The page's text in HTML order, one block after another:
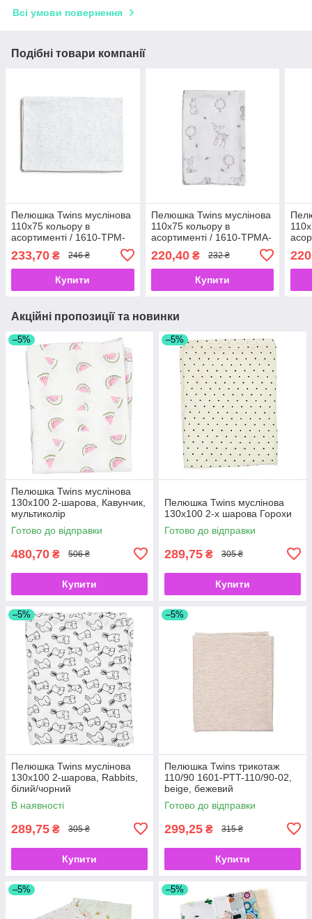
Всі умови повернення
Подібні товари компанії
Пелюшка Twins муслінова
110х75 кольору в
асортименті / 1610-TPM-
X20, Clouds, мультиколир
233,70 ₴ 246 ₴
Купити
Пелюшка Twins муслінова
110х75 кольору в
асортименті / 1610-TPMA-
сірий
220,40₴ 232 ₴
Купити
Акційні пропозиції та новинки
–5%
Пелюшка Twins муслінова
130х100 2-шарова, Кавунчик,
мультиколір
Готово до відправки
480,70 ₴ 506 ₴
Купити
–5%
Пелюшка Twins муслінова
130х100 2-х шарова Горохи
Готово до відправки
289,75 ₴ 305 ₴
Купити
–5%
Пелюшка Twins муслінова
130х100 2-шарова, Rabbits,
білий/чорний
В наявності
289,75 ₴ 305 ₴
Купити
–5%
Пелюшка Twins трикотаж
110/90 1601-PTT-110/90-02,
beige, бежевий
Готово до відправки
299,25 ₴ 315 ₴
Купити
–5% –5%